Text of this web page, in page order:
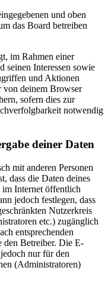
und oben
das Board betreiben
im Rahmen einer
seinen Interessen sowie
und Aktionen
von deinem Browser
sofern dies zur
notwendig
deiner Daten
mit anderen Personen
dass die Daten deines
Internet öffentlich
jedoch festlegen, dass
Nutzerkreis
etc.) zugänglich
entsprechenden
den Betreiber. Die E-
nur für den
(Administratoren)